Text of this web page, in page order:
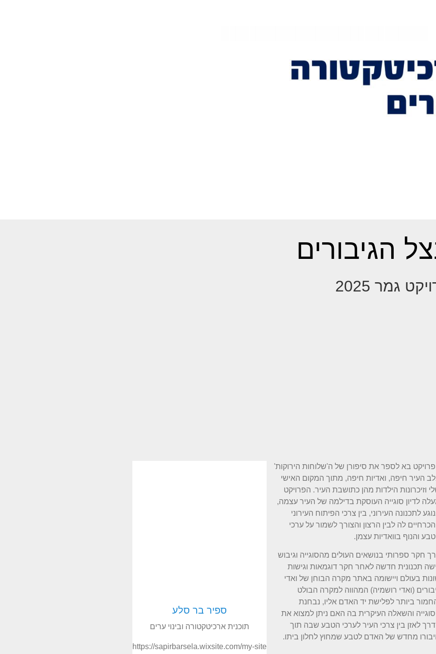
הגיבורים
גמר 2025
בא לספר את סיפורן של ה'שלוחות הירוקות'
העיר חיפה, ואדיות חיפה, מתוך המקום האישי
וזיכרונות הילדות מהן כתושבת העיר. הפרויקט
לדיון סוגייה העוסקת בדילמה של העיר עצמה,
לתכנונה העירוני, בין צרכי הפיתוח העירוני
לה לבין הרצון והצורך לשמור על ערכי
והנוף בוואדיות עצמן.
חקר ספרותי בנושאים העולים מהסוגייה וגיבוש
תכנונית חדשה לאחר חקר דוגמאות וגישות
בעולם ויישומה באתר מקרה הבוחן של ואדי
(ואדי רושמיה) המהווה למקרה הבולט
ביותר לפלישת יד האדם אליו, נבחנת
והשאלה העיקרית בה האם ניתן למצוא את
לאזן בין צרכי העיר לערכי הטבע שבה תוך
מחדש של האדם לטבע שמחוץ לחלון ביתו.
ספיר בר סלע
תוכנית ארכיטקטורה ובינוי ערים
https://sapirbarsela.wixsite.com/my-site